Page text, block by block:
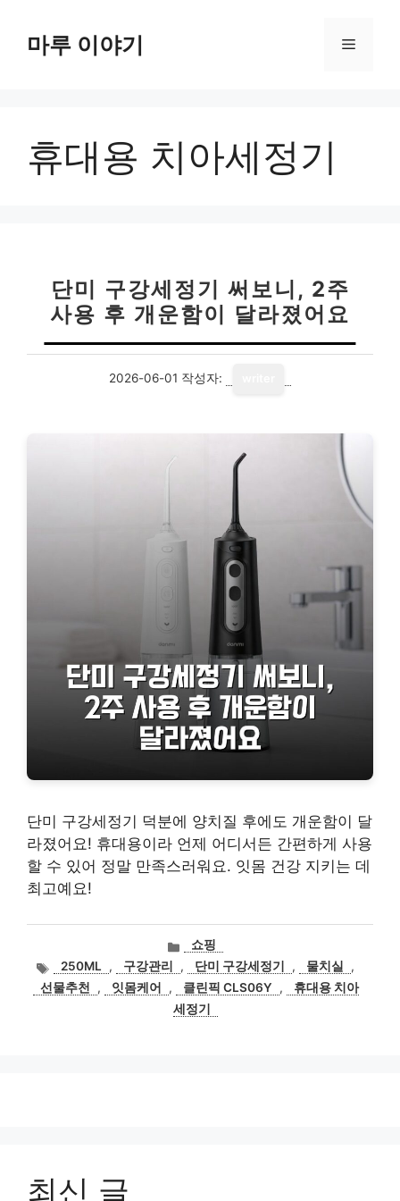
마루 이야기 메
휴대용 치아세정기
단미 구강세정기 써보니, 2주
사용 후 개운함이 달라졌어요
2026-06-01 작성자:
단미 구강세정기 덕분에 양치질 후에도 개운함이 달
라졌어요! 휴대용이라 언제 어디서든 간편하게 사용
할 수 있어 정말 만족스러워요. 잇몸 건강 지키는 데
최고예요!
카
테
고
리
쇼핑
태
그
250ML , 구강관리 , 단미 구강세정기 , 물치실
,
선물추천
, 잇몸케어 , 클린픽 CLS06Y ,
휴대용 치아
세정기
최신 글